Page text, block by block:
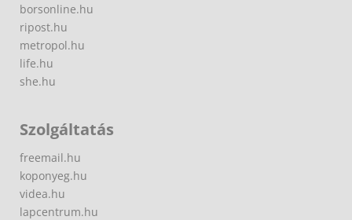
borsonline.hu
ripost.hu
metropol.hu
life.hu
she.hu
Szolgáltatás
freemail.hu
koponyeg.hu
videa.hu
lapcentrum.hu